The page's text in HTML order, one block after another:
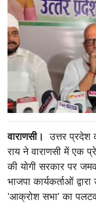
वाराणसी।उत्तर
राय ने वाराणसी में एक
की योगी सरकार पर
भाजपा कार्यकर्ताओं
'आक्रोश सभा' का